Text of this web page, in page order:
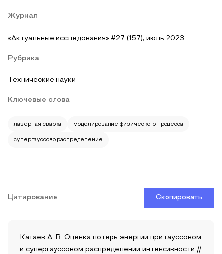
Журнал
«Актуальные исследования» #27 (157), июль 2023
Рубрика
Технические науки
Ключевые слова
лазерная сварка моделирование физического процесса
супергауссово распределение
Цитирование Скопировать
Катаев А. В. Оценка потерь энергии при гауссовом
и супергауссовом распределении интенсивности //